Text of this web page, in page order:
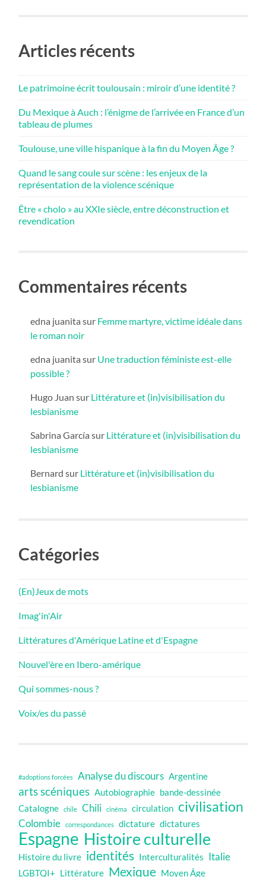
Articles récents
Le patrimoine écrit toulousain : miroir d’une identité ?
Du Mexique à Auch : l’énigme de l’arrivée en France d’un
tableau de plumes
Toulouse, une ville hispanique à la fin du Moyen Âge ?
Quand le sang coule sur scène : les enjeux de la
représentation de la violence scénique
Être « cholo » au XXIe siècle, entre déconstruction et
revendication
Commentaires récents
edna juanita sur Femme martyre, victime idéale dans
le roman noir
edna juanita sur Une traduction féministe est-elle
possible ?
Hugo Juan sur Littérature et (in)visibilisation du
lesbianisme
Sabrina García sur Littérature et (in)visibilisation du
lesbianisme
Bernard sur Littérature et (in)visibilisation du
lesbianisme
Catégories
(En)Jeux de mots
Imag'in'Air
Littératures d'Amérique Latine et d'Espagne
Nouvel'ère en Ibero-amérique
Qui sommes-nous ?
Voix/es du passé
#adoptions forcées Analyse du discours Argentine
arts scéniques Autobiographie bande-dessinée
Catalogne
chile Chili cinéma circulation civilisation
Colombie correspondances dictature dictatures
Espagne Histoire culturelle
Histoire du livre identités Interculturalités Italie
LGBTQI+ Littérature Mexique Moyen Âge